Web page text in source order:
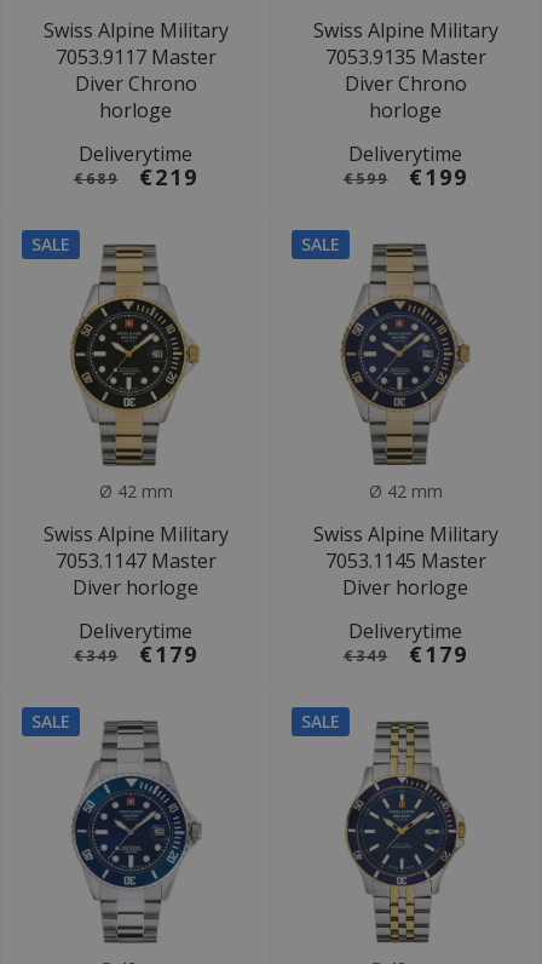
Swiss Alpine Military
7053.9117 Master
Diver Chrono
horloge
Deliverytime
€689 €219
Swiss Alpine Military
7053.9135 Master
Diver Chrono
horloge
Deliverytime
€599 €199
SALE
Ø 42 mm
Swiss Alpine Military
7053.1147 Master
Diver horloge
Deliverytime
€349 €179
SALE
Ø 42 mm
Swiss Alpine Military
7053.1145 Master
Diver horloge
Deliverytime
€349 €179
SALE SALE